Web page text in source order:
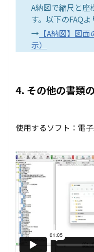
A納図で縮尺と座
す。以下のFAQ
→ 【A納図】図
示）
4. その他の書類
使用するソフト：電